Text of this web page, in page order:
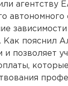
агентству
Как пояснил
и позволяет